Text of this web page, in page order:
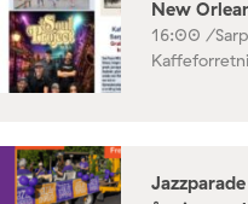
New
16:00 /